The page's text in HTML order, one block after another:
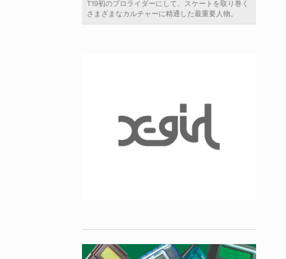
T19初のプロライダーにして、スケートを取り巻く
さまざまなカルチャーに精通した最重要人物。